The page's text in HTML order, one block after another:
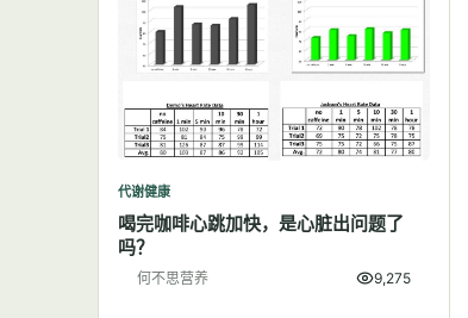
代谢健康
喝完咖啡心跳加快，是心脏出问题了
吗？
何不思营养 9,275